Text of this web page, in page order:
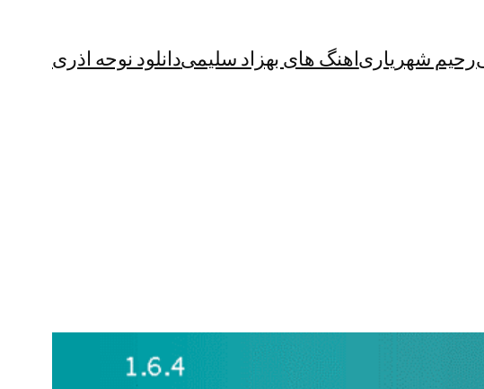
رحیم شهریاریاهنگ های بهزاد سلیمیدانلود نوحه اذری